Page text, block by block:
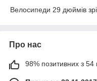
Велосипеди 29 дюймів
Про нас
98% позитивних з 54